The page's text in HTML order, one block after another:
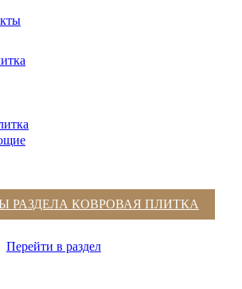
РАЗДЕЛА КОВРОВАЯ ПЛИТКА
Перейти в раздел